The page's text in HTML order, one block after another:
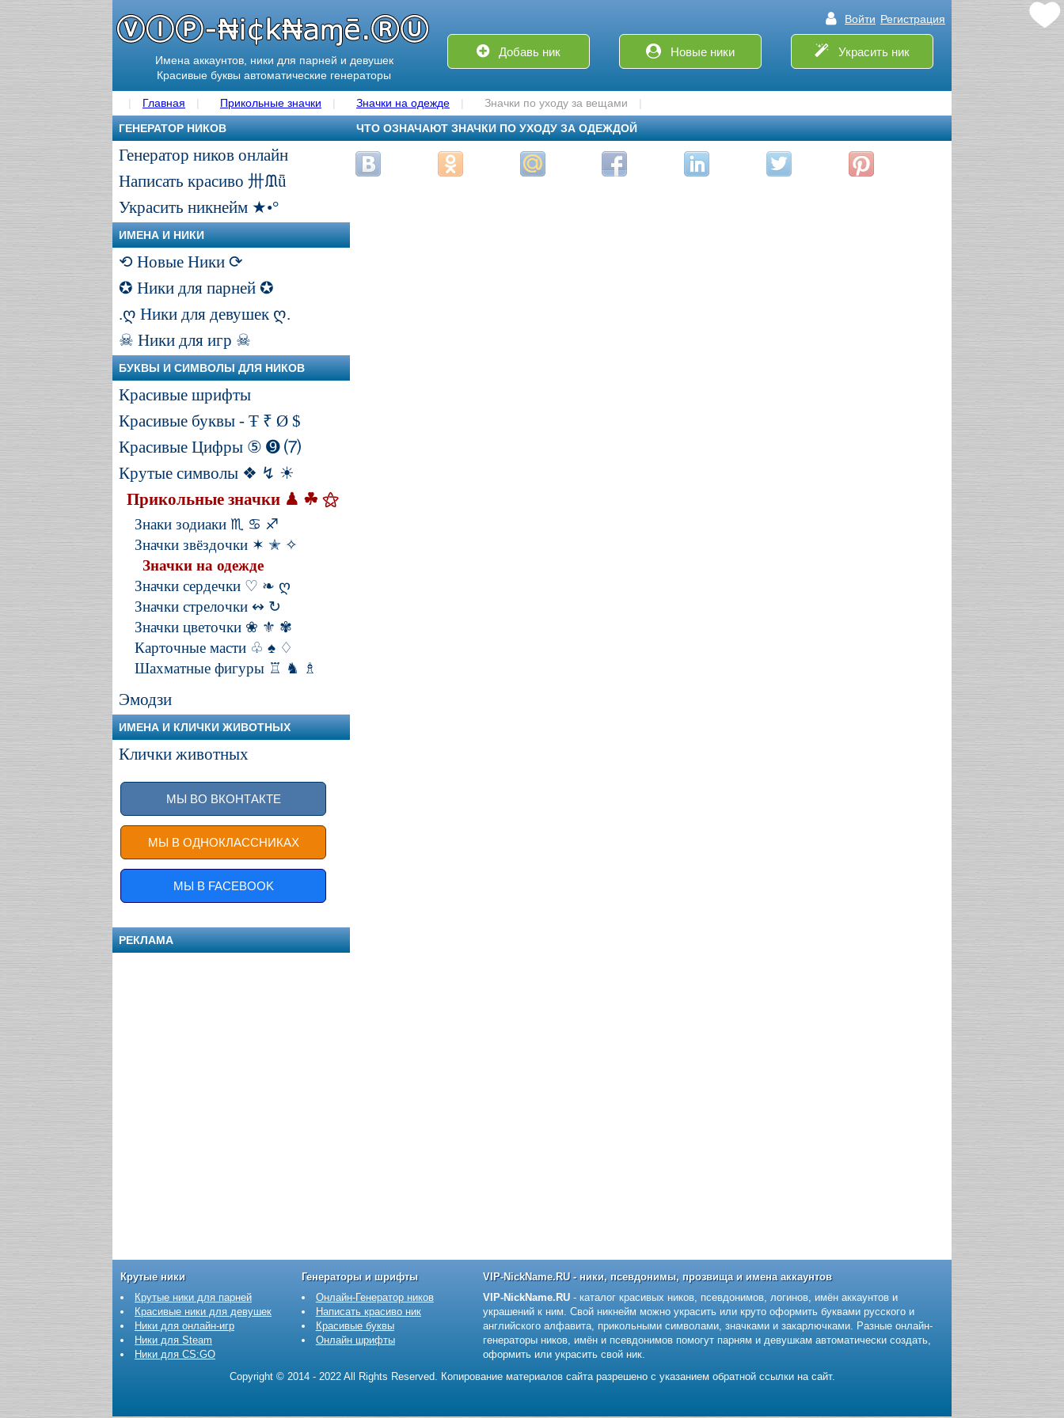
Имена аккаунтов, ники для парней и девушек
Красивые буквы автоматические генераторы
Войти Регистрация
Добавь ник Новые ники Украсить ник
Главная Прикольные значки Значки на одежде
Значки по уходу за вещами
ГЕНЕРАТОР НИКОВ
Генератор ников онлайн
Написать красиво 卅ᙢǖ
Украсить никнейм ★•°
ИМЕНА И НИКИ
⟲ Новые Ники ⟳
✪ Ники для парней ✪
.ღ Ники для девушек ღ.
☠ Ники для игр ☠
БУКВЫ И СИМВОЛЫ ДЛЯ НИКОВ
Красивые шрифты
Красивые буквы - Ŧ ₹ Ø $
Красивые Цифры ⑤ ➒ ⑺
Крутые символы ❖ ↯ ☀
Прикольные значки ♟ ☘ ⚝
Знаки зодиаки ♏ ♋ ♐
Значки звёздочки ✶ ✭ ✧
Значки на одежде
Значки сердечки ♡ ❧ ღ
Значки стрелочки ↭ ↻
Значки цветочки ❀ ⚜ ✾
Карточные масти ♧ ♠ ♢
Шахматные фигуры ♖ ♞ ♗
Эмодзи
ИМЕНА И КЛИЧКИ ЖИВОТНЫХ
Клички животных
МЫ ВО ВКОНТАКТЕ
МЫ В ОДНОКЛАССНИКАХ
МЫ В FACEBOOK
РЕКЛАМА
ЧТО ОЗНАЧАЮТ ЗНАЧКИ ПО УХОДУ ЗА ОДЕЖДОЙ
Крутые ники
Крутые ники для парней
Красивые ники для девушек
Ники для онлайн-игр
Ники для Steam
Ники для CS:GO
Генераторы и шрифты
Онлайн-Генератор ников
Написать красиво ник
Красивые буквы
Онлайн шрифты
VIP-NickName.RU - ники, псевдонимы, прозвища и имена аккаунтов
VIP-NickName.RU- каталог красивых ников, псевдонимов, логинов, имён аккаунтов и
украшений к ним. Свой никнейм можно украсить или круто оформить буквами русского и
английского алфавита, прикольными символами, значками и закарлючками. Разные онлайн-
генераторы ников, имён и псевдонимов помогут парням и девушкам автоматически создать,
оформить или украсить свой ник.
Copyright © 2014 - 2022 All Rights Reserved. Копирование материалов сайта разрешено с указанием обратной ссылки на сайт.